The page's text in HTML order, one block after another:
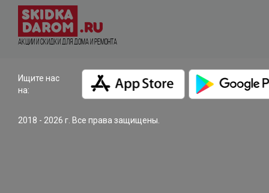
Акции и Скидки для дома и ремонта
Ищите нас
на:
2018 - 2026 г. Все права защищены.